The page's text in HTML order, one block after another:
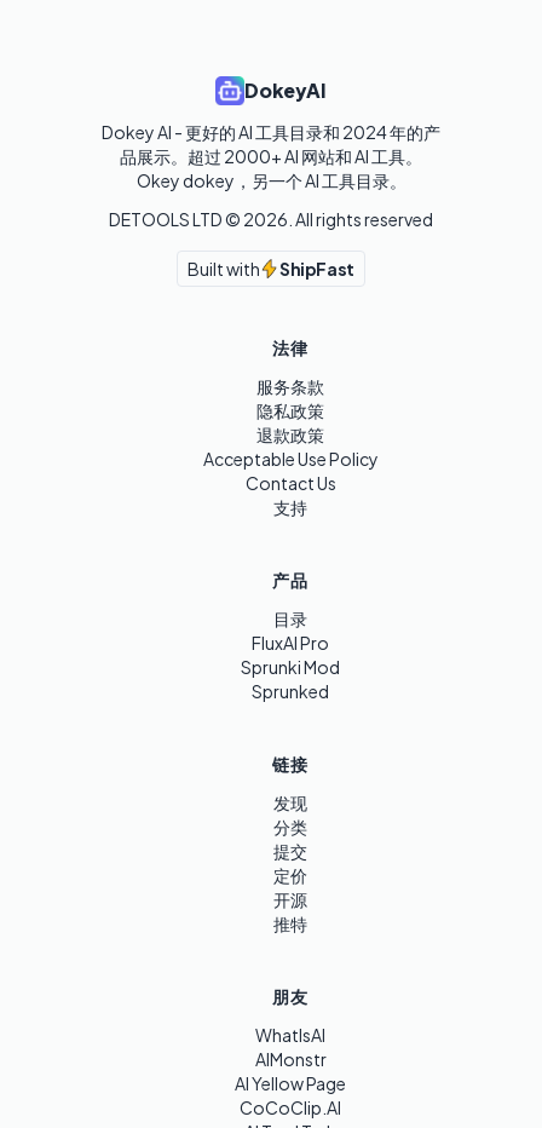
DokeyAI
Dokey AI - 更好的 AI 工具目录和 2024 年的产
品展示。超过 2000+ AI 网站和 AI 工具。
Okey dokey，另一个 AI 工具目录。
DETOOLS LTD © 2026 . All rights reserved
Built with ShipFast
法律
服务条款
隐私政策
退款政策
Acceptable Use Policy
Contact Us
支持
产品
目录
FluxAI Pro
Sprunki Mod
Sprunked
链接
发现
分类
提交
定价
开源
推特
朋友
WhatIsAI
AIMonstr
AI Yellow Page
CoCoClip.AI